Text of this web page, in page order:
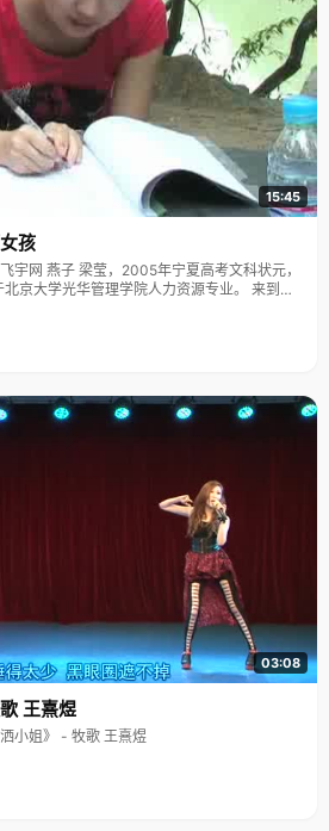
15:45
孩
大学光华管理学院人力资源专业。 来到北
乌黑的长发，跟高考毕业时候照片上有点假小
媚的味道，告别高考，梁莹深深的呼了一口
件让人记忆深刻的事情。 远远的看着北
的智力也只能算是中等水平了，只是她从小就
型的乖乖女形象，不做出家人认为出轨的事
。"这就是她成绩好的秘诀。 在梁莹爸爸
话：梁莹的爸爸带着小梁莹来北京旅游，路过
向往的涌进北大，梁莹却止步门口，很坚决的
北大的录取通知书堂堂正正的走进北大
这段经历，只有个模糊的概念，或许那也只是
不过北京大学那条绵长古旧的围墙深深的印在
有一个，北大是一个大磁场，深深的吸引着梁
于兑现了当年的小誓言， 我有强势的一
学生，乖乖女，不但能说能闹，对于吃喝玩乐
玩的"。梁莹很得意的说："我是两面的，亦动
遇到自己喜欢的话题，立即变得像个辩手一
的选修课，女孩子多选择瑜伽等偏静的课
求很高又有些危险成分的击剑。梁莹的骨子里
，只是被乖乖的行为掩盖了，不过她很喜欢自
03:08
王熹煜
小姐》 - 牧歌 王熹煜